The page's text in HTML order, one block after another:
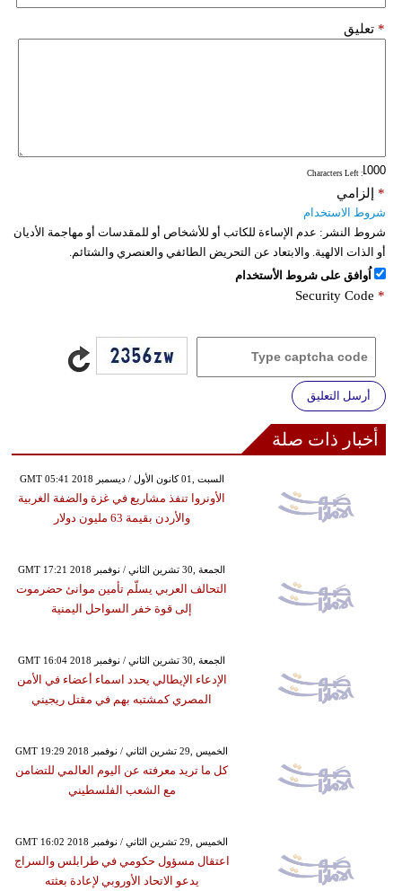
تعليق *
: Characters Left
إلزامي *
شروط الاستخدام
شروط النشر: عدم الإساءة للكاتب أو للأشخاص أو للمقدسات أو مهاجمة الأديان
أو الذات الالهية. والابتعاد عن التحريض الطائفي والعنصري والشتائم.
اُوافق على شروط الأستخدام
Security Code *
أرسل التعليق
أخبار ذات صلة
GMT 05:41 2018 السبت ,01 كانون الأول / ديسمبر
الأونروا تنفذ مشاريع في غزة والضفة الغربية
والأردن بقيمة 63 مليون دولار
GMT 17:21 2018 الجمعة ,30 تشرين الثاني / نوفمبر
التحالف العربي يسلّم تأمين موانئ حضرموت
إلى قوة خفر السواحل اليمنية
GMT 16:04 2018 الجمعة ,30 تشرين الثاني / نوفمبر
الإدعاء الإيطالي يحدد اسماء أعضاء في الأمن
المصري كمشتبه بهم في مقتل ريجيني
GMT 19:29 2018 الخميس ,29 تشرين الثاني / نوفمبر
كل ما تريد معرفته عن اليوم العالمي للتضامن
مع الشعب الفلسطيني
GMT 16:02 2018 الخميس ,29 تشرين الثاني / نوفمبر
اعتقال مسؤول حكومي في طرابلس والسراج
يدعو الاتحاد الأوروبي لإعادة بعثته